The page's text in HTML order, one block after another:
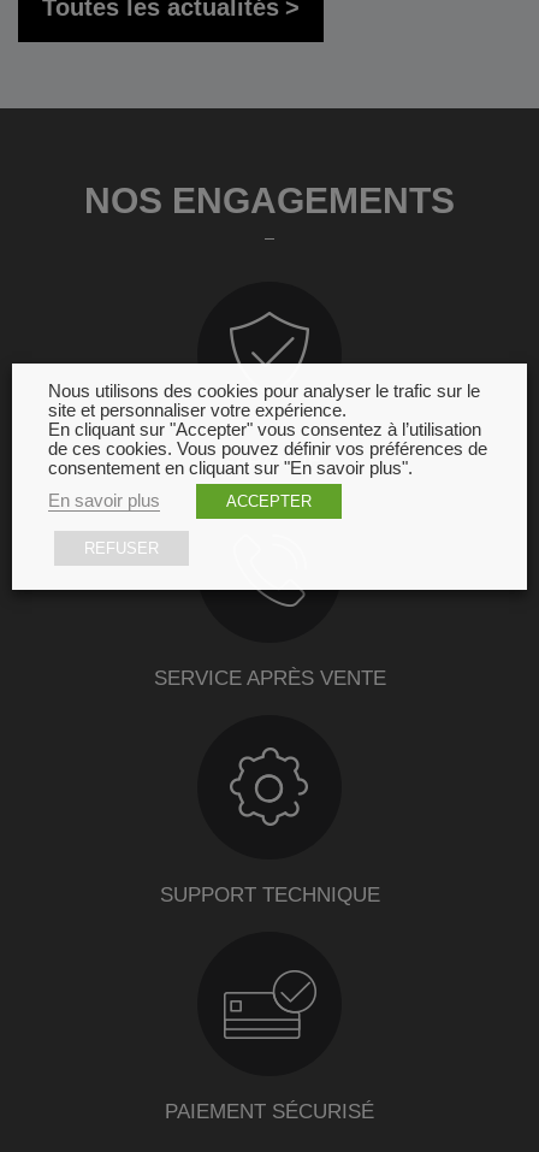
Toutes les actualités
NOS ENGAGEMENTS
GARANTIE
SERVICE APRÈS VENTE
SUPPORT TECHNIQUE
PAIEMENT SÉCURISÉ
Nous utilisons des cookies pour analyser le trafic sur le
site et personnaliser votre expérience.
En cliquant sur "Accepter" vous consentez à l’utilisation
de ces cookies. Vous pouvez définir vos préférences de
consentement en cliquant sur "En savoir plus".
En savoir plus
ACCEPTER
REFUSER